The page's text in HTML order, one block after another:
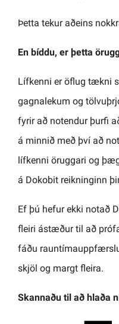
Þetta tekur aðeins
En bíddu, er þetta
Lífkenni er öflug tækni
gagnalekum og
fyrir að notendur þurfi
á minnið með því að
lífkenni öruggari og
á Dokobit reikninginn
Ef þú hefur ekki notað
fleiri ástæður til að
fáðu
skjöl og margt fleira.
Skannaðu til að hlaða